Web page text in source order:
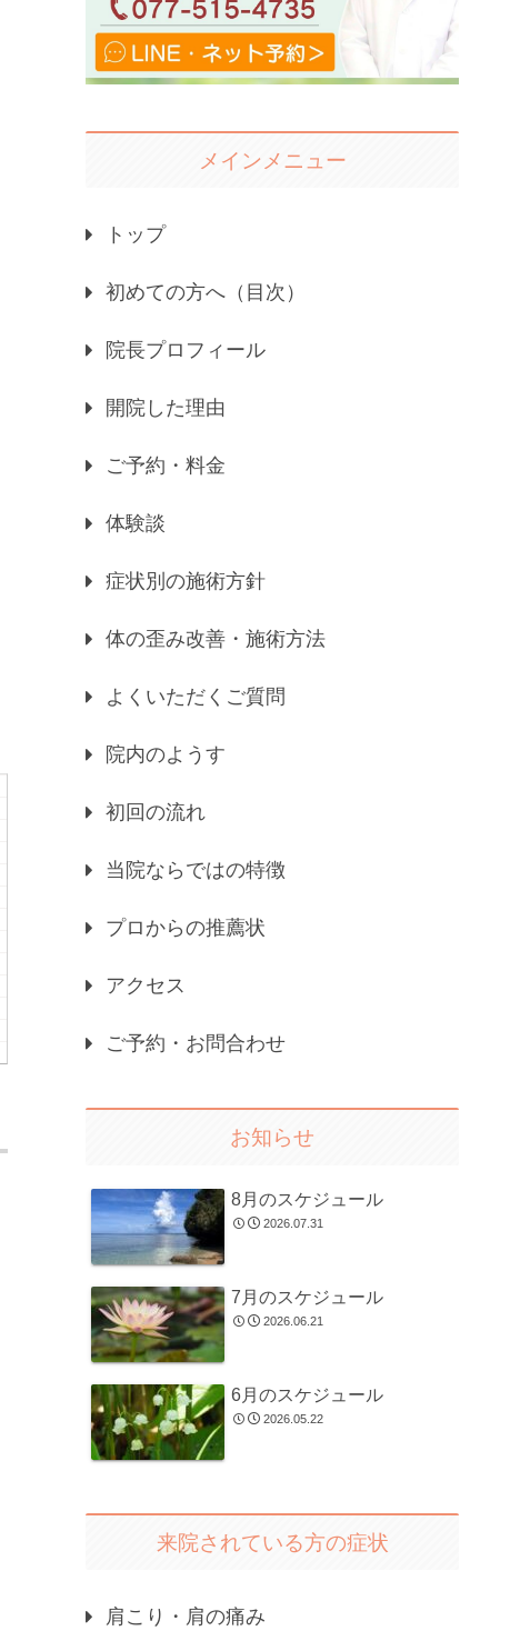
メインメニュー
トップ
初めての方へ（目次）
院長プロフィール
開院した理由
ご予約・料金
体験談
症状別の施術方針
体の歪み改善・施術方法
よくいただくご質問
院内のようす
初回の流れ
当院ならではの特徴
プロからの推薦状
アクセス
ご予約・お問合わせ
お知らせ
8月のスケジュール
2026.07.31
7月のスケジュール
2026.06.21
6月のスケジュール
2026.05.22
来院されている方の症状
肩こり・肩の痛み